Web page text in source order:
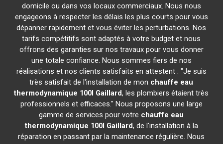
domicile ou dans vos locaux commerciaux. Nous nous
engageons à respecter les délais les plus courts pour vous
dépanner rapidement et vous éviter les perturbations. Nos
tarifs compétitifs sont adaptés à votre budget et nous
offrons des garanties sur nos travaux pour vous donner
une totale confiance. Nous sommes fiers de nos
réalisations et nos clients satisfaits en attestent : "Je suis
très satisfait de l'installation de mon chauffe eau
thermodynamique 100l Gaillard, les plombiers étaient très
professionnels et efficaces." Nous proposons une large
gamme de services pour votre chauffe eau
thermodynamique 100l Gaillard, de l'installation à la
réparation en passant par la maintenance régulière. Nous